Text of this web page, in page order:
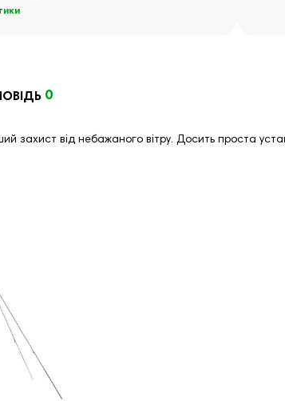
0
захист від небажаного вітру. Досить проста